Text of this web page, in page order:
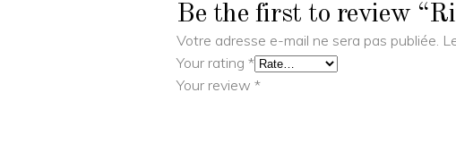
Be the first to review
Votre adresse e-mail ne sera pas publiée.
Your rating *
Your review *